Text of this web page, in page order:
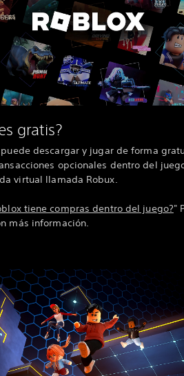
gratis?
puede descargar y jugar de forma
opcionales dentro del
virtual llamada Robux.
tiene compras dentro del juego?"
más información.